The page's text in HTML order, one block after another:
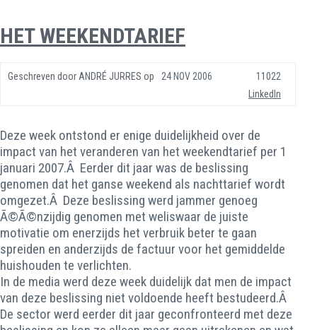
HET WEEKENDTARIEF
Geschreven door ANDRÉ JURRES op 24 NOV 2006
11022
LinkedIn
Deze week ontstond er enige duidelijkheid over de
impact van het veranderen van het weekendtarief per 1
januari 2007.Â Eerder dit jaar was de beslissing
genomen dat het ganse weekend als nachttarief wordt
omgezet.Â Deze beslissing werd jammer genoeg
Ã©Ã©nzijdig genomen met weliswaar de juiste
motivatie om enerzijds het verbruik beter te gaan
spreiden en anderzijds de factuur voor het gemiddelde
huishouden te verlichten.
In de media werd deze week duidelijk dat men de impact
van deze beslissing niet voldoende heeft bestudeerd.Â
De sector werd eerder dit jaar geconfronteerd met deze